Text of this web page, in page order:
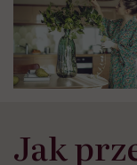
Jak